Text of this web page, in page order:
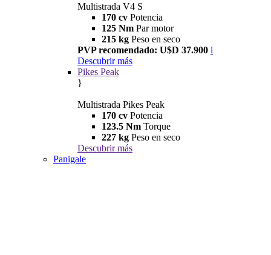
Multistrada V4 S
170 cv Potencia
125 Nm Par motor
215 kg Peso en seco
PVP recomendado: U$D 37.900 i
Descubrir más
Pikes Peak
}
Multistrada Pikes Peak
170 cv Potencia
123.5 Nm Torque
227 kg Peso en seco
Descubrir más
Panigale